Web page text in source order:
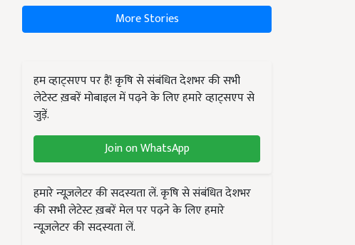
More Stories
हम व्हाट्सएप पर हैं! कृषि से संबंधित देशभर की सभी
लेटेस्ट ख़बरें मोबाइल में पढ़ने के लिए हमारे व्हाट्सएप से
जुड़ें.
Join on WhatsApp
हमारे न्यूज़लेटर की सदस्यता लें. कृषि से संबंधित देशभर
की सभी लेटेस्ट ख़बरें मेल पर पढ़ने के लिए हमारे
न्यूज़लेटर की सदस्यता लें.